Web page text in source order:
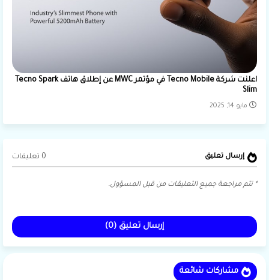
اعلنت شركة Tecno Mobile في مؤتمر MWC عن إطلاق هاتف Tecno Spark
Slim
مايو 14, 2025
إرسال تعليق 0 تعليقات
* تتم مراجعة جميع التعليقات من قبل المسؤول.
إرسال تعليق (0)
مشاركات شائعة